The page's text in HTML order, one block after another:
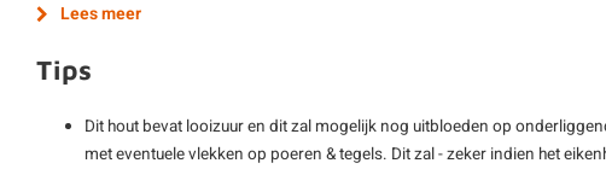
Lees meer
Tips
Dit hout bevat looizuur en dit zal mogelijk nog uitbloeden op
met eventuele vlekken op poeren & tegels. Dit zal - zeker indien het